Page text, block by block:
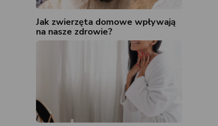
Jak zwierzęta domowe wpływają
na nasze zdrowie?